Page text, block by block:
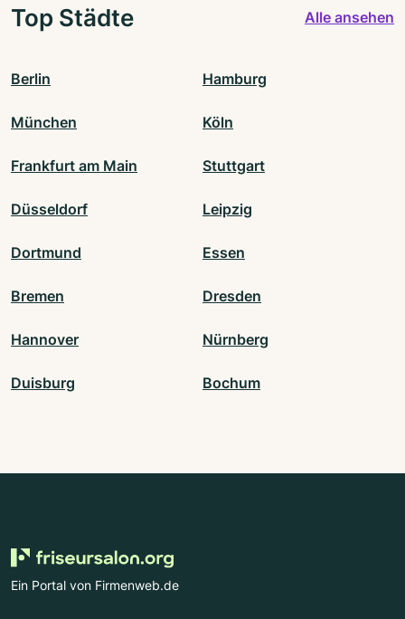
Top Städte Alle ansehen
Berlin Hamburg
München Köln
Frankfurt am Main Stuttgart
Düsseldorf Leipzig
Dortmund Essen
Bremen Dresden
Hannover Nürnberg
Duisburg Bochum
Ein Portal von Firmenweb.de